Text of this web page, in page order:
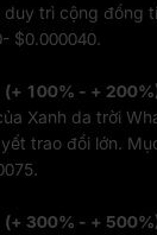
duy trì cộng đồng
$0.000040.
(+ 100% - +
Xanh da trời
trao đổi lớn.
(+ 300% - +